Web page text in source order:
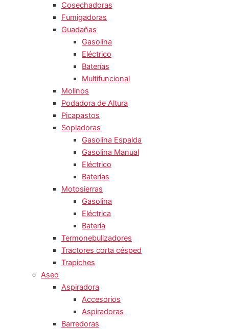
Cosechadoras
Fumigadoras
Guadañas
Gasolina
Eléctrico
Baterías
Multifuncional
Molinos
Podadora de Altura
Picapastos
Sopladoras
Gasolina Espalda
Gasolina Manual
Eléctrico
Baterías
Motosierras
Gasolina
Eléctrica
Batería
Termonebulizadores
Tractores corta césped
Trapiches
Aseo
Aspiradora
Accesorios
Aspiradoras
Barredoras